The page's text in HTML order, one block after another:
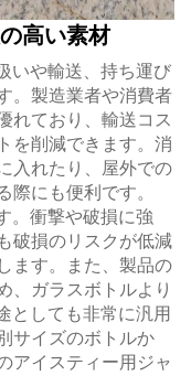
高い素材
いや輸送、持ち運び
。製造業者や消費者
れており、輸送コス
を削減できます。消
入れたり、屋外での
にも便利です。
。衝撃や破損に強
破損のリスクが低減
ます。また、製品の
、ガラスボトルより
としても非常に汎用
サイズのボトルか
アイスティー用ジャ